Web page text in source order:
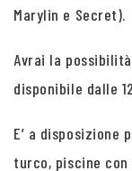
Marylin e Secret).
Avrai la
disponibile dalle
E’ a disposizione
turco, piscine